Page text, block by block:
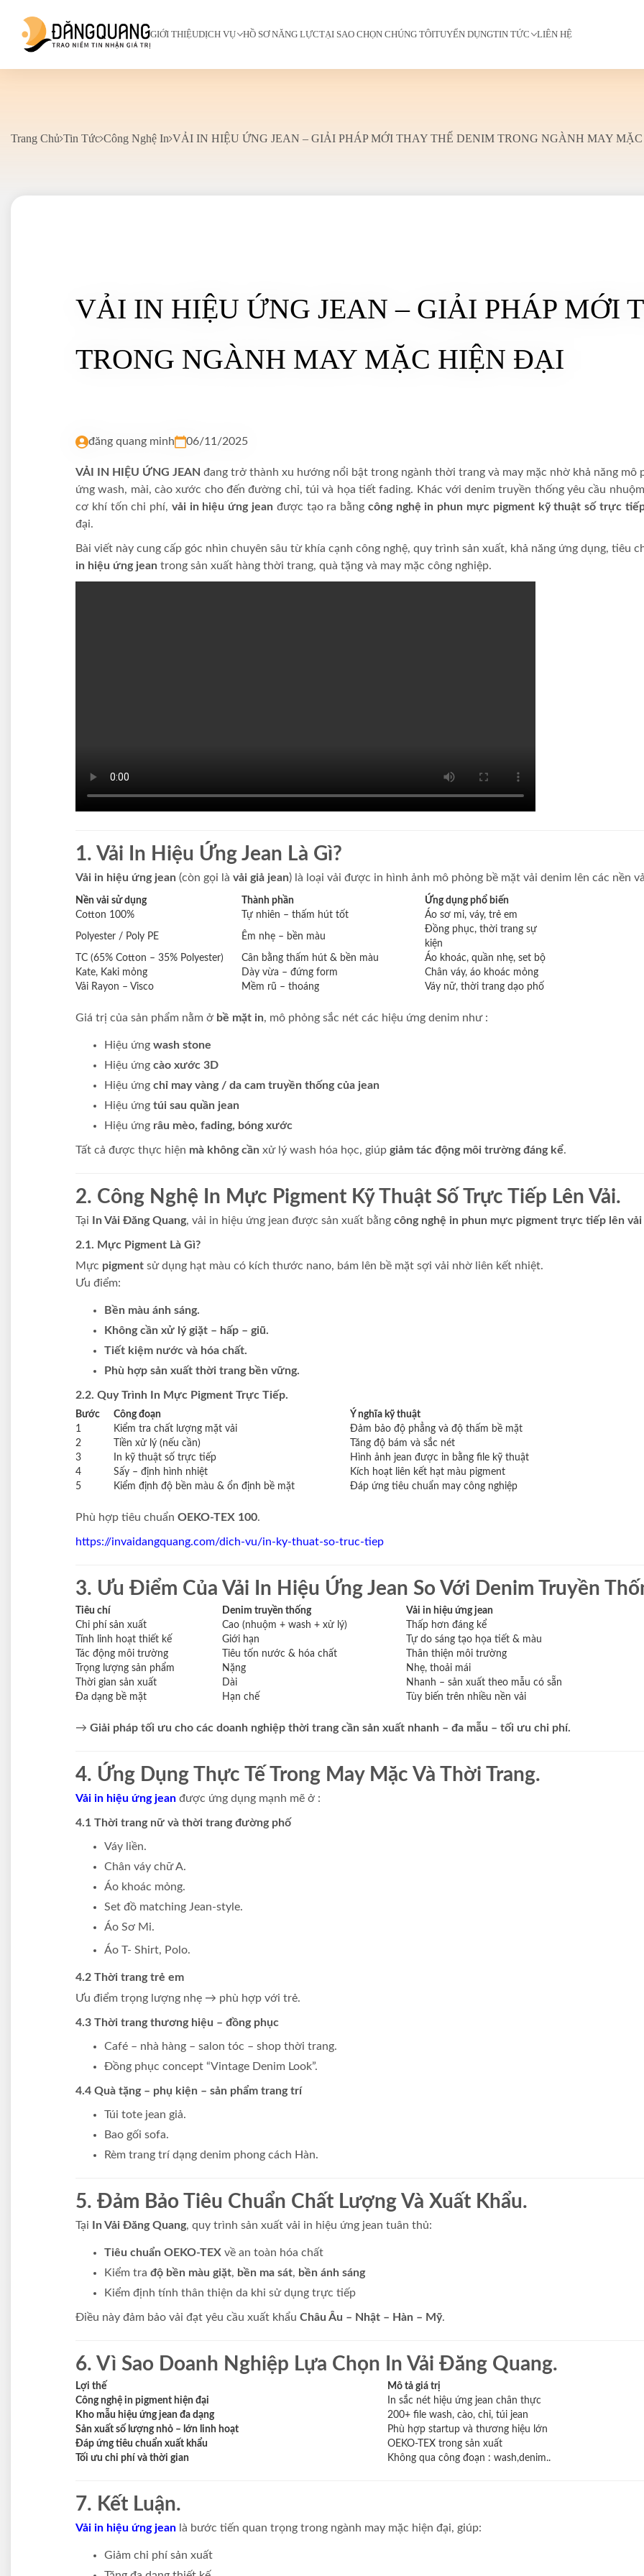
GIỚI THIỆUDỊCH VỤ HỒ SƠ NĂNG LỰCTẠI SAO CHỌN CHÚNG TÔITUYỂN DỤNGTIN TỨC LIÊN HỆ
Trang Chủ Tin Tức Công Nghệ In VẢI IN HIỆU ỨNG JEAN – GIẢI PHÁP MỚI THAY THẾ DENIM TRONG NGÀNH MAY
VẢI IN HIỆU ỨNG JEAN – GIẢI PHÁP MỚI
TRONG NGÀNH MAY MẶC HIỆN ĐẠI
đăng quang minh 06/11/2025
VẢI IN HIỆU ỨNG JEAN đang trở thành xu hướng nổi bật trong ngành thời trang và may mặc nhờ khả năng
ứng wash, mài, cào xước cho đến đường chỉ, túi và họa tiết fading. Khác với denim truyền thống yêu cầu
cơ khí tốn chi phí, vải in hiệu ứng jean được tạo ra bằng công nghệ in phun mực pigment kỹ thuật số trực
đại.
Bài viết này cung cấp góc nhìn chuyên sâu từ khía cạnh công nghệ, quy trình sản xuất, khả năng ứng dụng, tiêu
in hiệu ứng jean trong sản xuất hàng thời trang, quà tặng và may mặc công nghiệp.
1. Vải In Hiệu Ứng Jean Là Gì?
Vải in hiệu ứng jean (còn gọi là vải giả jean) là loại vải được in hình ảnh mô phỏng bề mặt vải denim lên các nền
Nền vải sử dụng Thành phần
Ứng dụng phổ biến
Cotton 100%
Tự nhiên – thấm hút tốt Áo sơ mi, váy, trẻ em
Polyester / Poly PE Êm nhẹ – bền màu
Đồng phục, thời trang sự
kiện
TC (65% Cotton – 35% Polyester)
Cân bằng thấm hút & bền màu
Áo khoác, quần nhẹ, set bộ
Kate, Kaki mỏng
Dày vừa – đứng form
Chân váy, áo khoác mỏng
Vải Rayon – Visco
Mềm rũ – thoáng Váy nữ, thời trang dạo phố
Giá trị của sản phẩm nằm ở bề mặt in, mô phỏng sắc nét các hiệu ứng denim như :
Hiệu ứng wash stone
Hiệu ứng cào xước 3D
Hiệu ứng chỉ may vàng / da cam truyền thống của jean
Hiệu ứng túi sau quần jean
Hiệu ứng râu mèo, fading, bóng xước
Tất cả được thực hiện mà không cần xử lý wash hóa học, giúp giảm tác động môi trường đáng kể.
2. Công Nghệ In Mực Pigment Kỹ Thuật Số Trực Tiếp Lên Vải.
Tại In Vải Đăng Quang, vải in hiệu ứng jean được sản xuất bằng công nghệ in phun mực pigment trực tiếp lên
2.1. Mực Pigment Là Gì?
Mực pigment sử dụng hạt màu có kích thước nano, bám lên bề mặt sợi vải nhờ liên kết nhiệt.
Ưu điểm:
Bền màu ánh sáng.
Không cần xử lý giặt – hấp – giũ.
Tiết kiệm nước và hóa chất.
Phù hợp sản xuất thời trang bền vững.
2.2. Quy Trình In Mực Pigment Trực Tiếp.
Bước Công đoạn
Ý nghĩa kỹ thuật
1
Kiểm tra chất lượng mặt vải
Đảm bảo độ phẳng và độ thấm bề mặt
2
Tiền xử lý (nếu cần)
Tăng độ bám và sắc nét
3
In kỹ thuật số trực tiếp
Hình ảnh jean được in bằng file kỹ thuật
4
Sấy – định hình nhiệt
Kích hoạt liên kết hạt màu pigment
5
Kiểm định độ bền màu & ổn định bề mặt Đáp ứng tiêu chuẩn may công nghiệp
Phù hợp tiêu chuẩn OEKO-TEX 100.
https://invaidangquang.com/dich-vu/in-ky-thuat-so-truc-tiep
3. Ưu Điểm Của Vải In Hiệu Ứng Jean So Với Denim Truyền
Tiêu chí Denim truyền thống
Vải in hiệu ứng jean
Chi phí sản xuất
Cao (nhuộm + wash + xử lý)
Thấp hơn đáng kể
Tính linh hoạt thiết kế
Giới hạn
Tự do sáng tạo họa tiết & màu
Tác động môi trường
Tiêu tốn nước & hóa chất
Thân thiện môi trường
Trọng lượng sản phẩm
Nặng
Nhẹ, thoải mái
Thời gian sản xuất
Dài
Nhanh – sản xuất theo mẫu có sẵn
Đa dạng bề mặt
Hạn chế Tùy biến trên nhiều nền vải
→ Giải pháp tối ưu cho các doanh nghiệp thời trang cần sản xuất nhanh – đa mẫu – tối ưu chi phí.
4. Ứng Dụng Thực Tế Trong May Mặc Và Thời Trang.
Vải in hiệu ứng jean được ứng dụng mạnh mẽ ở :
4.1 Thời trang nữ và thời trang đường phố
Váy liền.
Chân váy chữ A.
Áo khoác mỏng.
Set đồ matching Jean-style.
Áo Sơ Mi.
Áo T- Shirt, Polo.
4.2 Thời trang trẻ em
Ưu điểm trọng lượng nhẹ → phù hợp với trẻ.
4.3 Thời trang thương hiệu – đồng phục
Café – nhà hàng – salon tóc – shop thời trang.
Đồng phục concept “Vintage Denim Look”.
4.4 Quà tặng – phụ kiện – sản phẩm trang trí
Túi tote jean giả.
Bao gối sofa.
Rèm trang trí dạng denim phong cách Hàn.
5. Đảm Bảo Tiêu Chuẩn Chất Lượng Và Xuất Khẩu.
Tại In Vải Đăng Quang, quy trình sản xuất vải in hiệu ứng jean tuân thủ:
Tiêu chuẩn OEKO-TEX về an toàn hóa chất
Kiểm tra độ bền màu giặt, bền ma sát, bền ánh sáng
Kiểm định tính thân thiện da khi sử dụng trực tiếp
Điều này đảm bảo vải đạt yêu cầu xuất khẩu Châu Âu – Nhật – Hàn – Mỹ.
6. Vì Sao Doanh Nghiệp Lựa Chọn In Vải Đăng Quang.
Lợi thế
Mô tả giá trị
Công nghệ in pigment hiện đại
In sắc nét hiệu ứng jean chân thực
Kho mẫu hiệu ứng jean đa dạng
200+ file wash, cào, chỉ, túi jean
Sản xuất số lượng nhỏ – lớn linh hoạt
Phù hợp startup và thương hiệu lớn
Đáp ứng tiêu chuẩn xuất khẩu
OEKO-TEX trong sản xuất
Tối ưu chi phí và thời gian
Không qua công đoạn : wash,denim..
7. Kết Luận.
Vải in hiệu ứng jean là bước tiến quan trọng trong ngành may mặc hiện đại, giúp:
Giảm chi phí sản xuất